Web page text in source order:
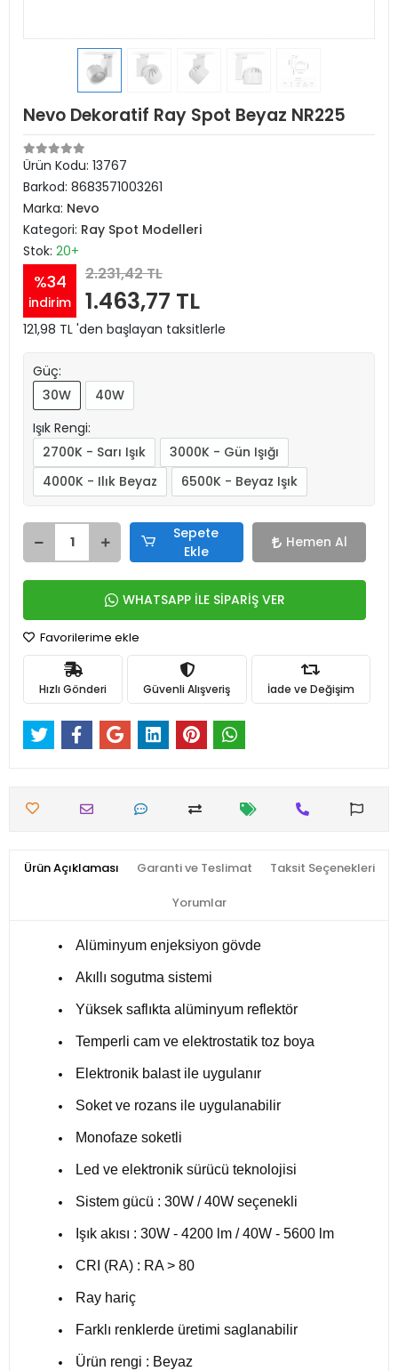
Nevo Dekoratif Ray Spot Beyaz NR225
Ürün Kodu: 13767
Barkod: 8683571003261
Marka: Nevo
Kategori: Ray Spot Modelleri
Stok: 20+
%34
indirim
2.231,42 TL
1.463,77 TL
121,98 TL 'den başlayan taksitlerle
Güç:
30W
40W
Işık Rengi:
2700K - Sarı Işık
3000K - Gün Işığı
4000K - Ilık Beyaz
6500K - Beyaz Işık
Sepete
Ekle
Hemen Al
WHATSAPP İLE SİPARİŞ VER
Favorilerime ekle
Hızlı Gönderi Güvenli Alışveriş İade ve Değişim
Ürün Açıklaması Garanti ve Teslimat Taksit Seçenekleri
Yorumlar
Alüminyum enjeksiyon gövde
Akıllı sogutma sistemi
Yüksek saflıkta alüminyum reflektör
Temperli cam ve elektrostatik toz boya
Elektronik balast ile uygulanır
Soket ve rozans ile uygulanabilir
Monofaze soketli
Led ve elektronik sürücü teknolojisi
Sistem gücü : 30W / 40W seçenekli
Işık akısı : 30W - 4200 lm / 40W - 5600 lm
CRI (RA) : RA > 80
Ray hariç
Farklı renklerde üretimi saglanabilir
Ürün rengi : Beyaz